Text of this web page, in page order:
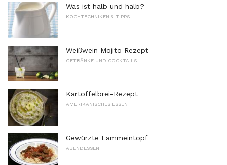
Was ist halb und halb?
KOCHTECHNIKEN & TIPPS
Weißwein Mojito Rezept
GETRÄNKE UND COCKTAILS
Kartoffelbrei-Rezept
AMERIKANISCHES ESSEN
Gewürzte Lammeintopf
ABENDESSEN